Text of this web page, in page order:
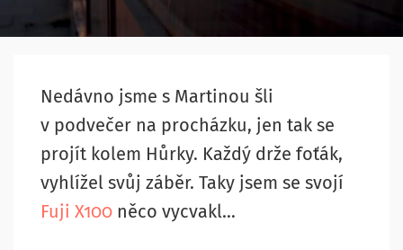
Nedávno jsme s Martinou šli
v podvečer na procházku, jen tak se
projít kolem Hůrky. Každý drže foťák,
vyhlížel svůj záběr. Taky jsem se svojí
Fuji X100 něco vycvakl…